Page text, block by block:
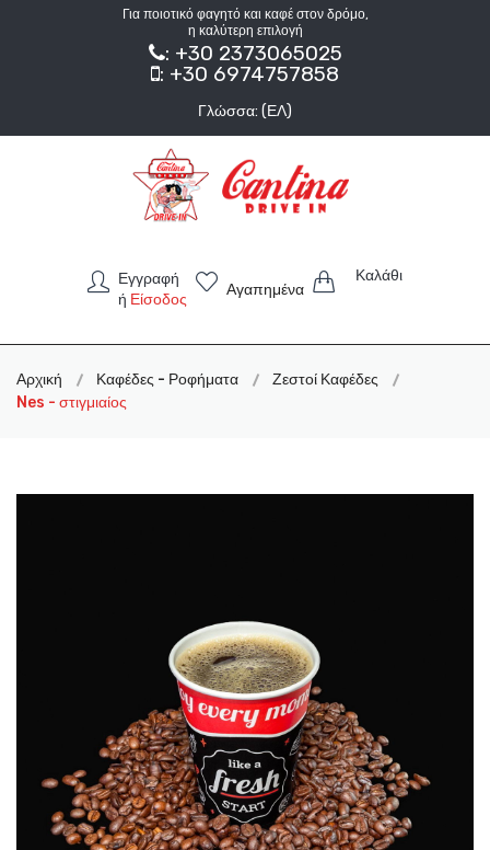
Για ποιοτικό φαγητό και καφέ στον δρόμο,
η καλύτερη επιλογή
: +30 2373065025
: +30 6974757858
Γλώσσα: (ΕΛ)
Εγγραφή
ή Είσοδος
Αγαπημένα
Καλάθι
Αρχική Καφέδες - Ροφήματα
Ζεστοί Καφέδες
Nes - στιγμιαίος